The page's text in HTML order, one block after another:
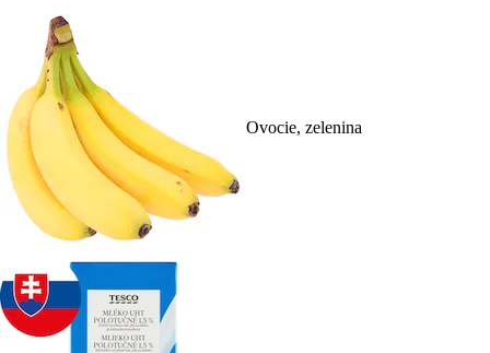
Ovocie, zelenina